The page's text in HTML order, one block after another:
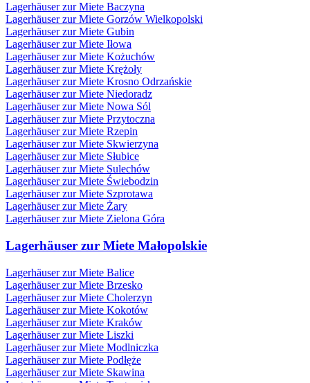
Lagerhäuser zur Miete Baczyna
Lagerhäuser zur Miete Gorzów Wielkopolski
Lagerhäuser zur Miete Gubin
Lagerhäuser zur Miete Iłowa
Lagerhäuser zur Miete Kożuchów
Lagerhäuser zur Miete Krężoły
Lagerhäuser zur Miete Krosno Odrzańskie
Lagerhäuser zur Miete Niedoradz
Lagerhäuser zur Miete Nowa Sól
Lagerhäuser zur Miete Przytoczna
Lagerhäuser zur Miete Rzepin
Lagerhäuser zur Miete Skwierzyna
Lagerhäuser zur Miete Słubice
Lagerhäuser zur Miete Sulechów
Lagerhäuser zur Miete Świebodzin
Lagerhäuser zur Miete Szprotawa
Lagerhäuser zur Miete Żary
Lagerhäuser zur Miete Zielona Góra
Lagerhäuser zur Miete Małopolskie
Lagerhäuser zur Miete Balice
Lagerhäuser zur Miete Brzesko
Lagerhäuser zur Miete Cholerzyn
Lagerhäuser zur Miete Kokotów
Lagerhäuser zur Miete Kraków
Lagerhäuser zur Miete Liszki
Lagerhäuser zur Miete Modlniczka
Lagerhäuser zur Miete Podłęże
Lagerhäuser zur Miete Skawina